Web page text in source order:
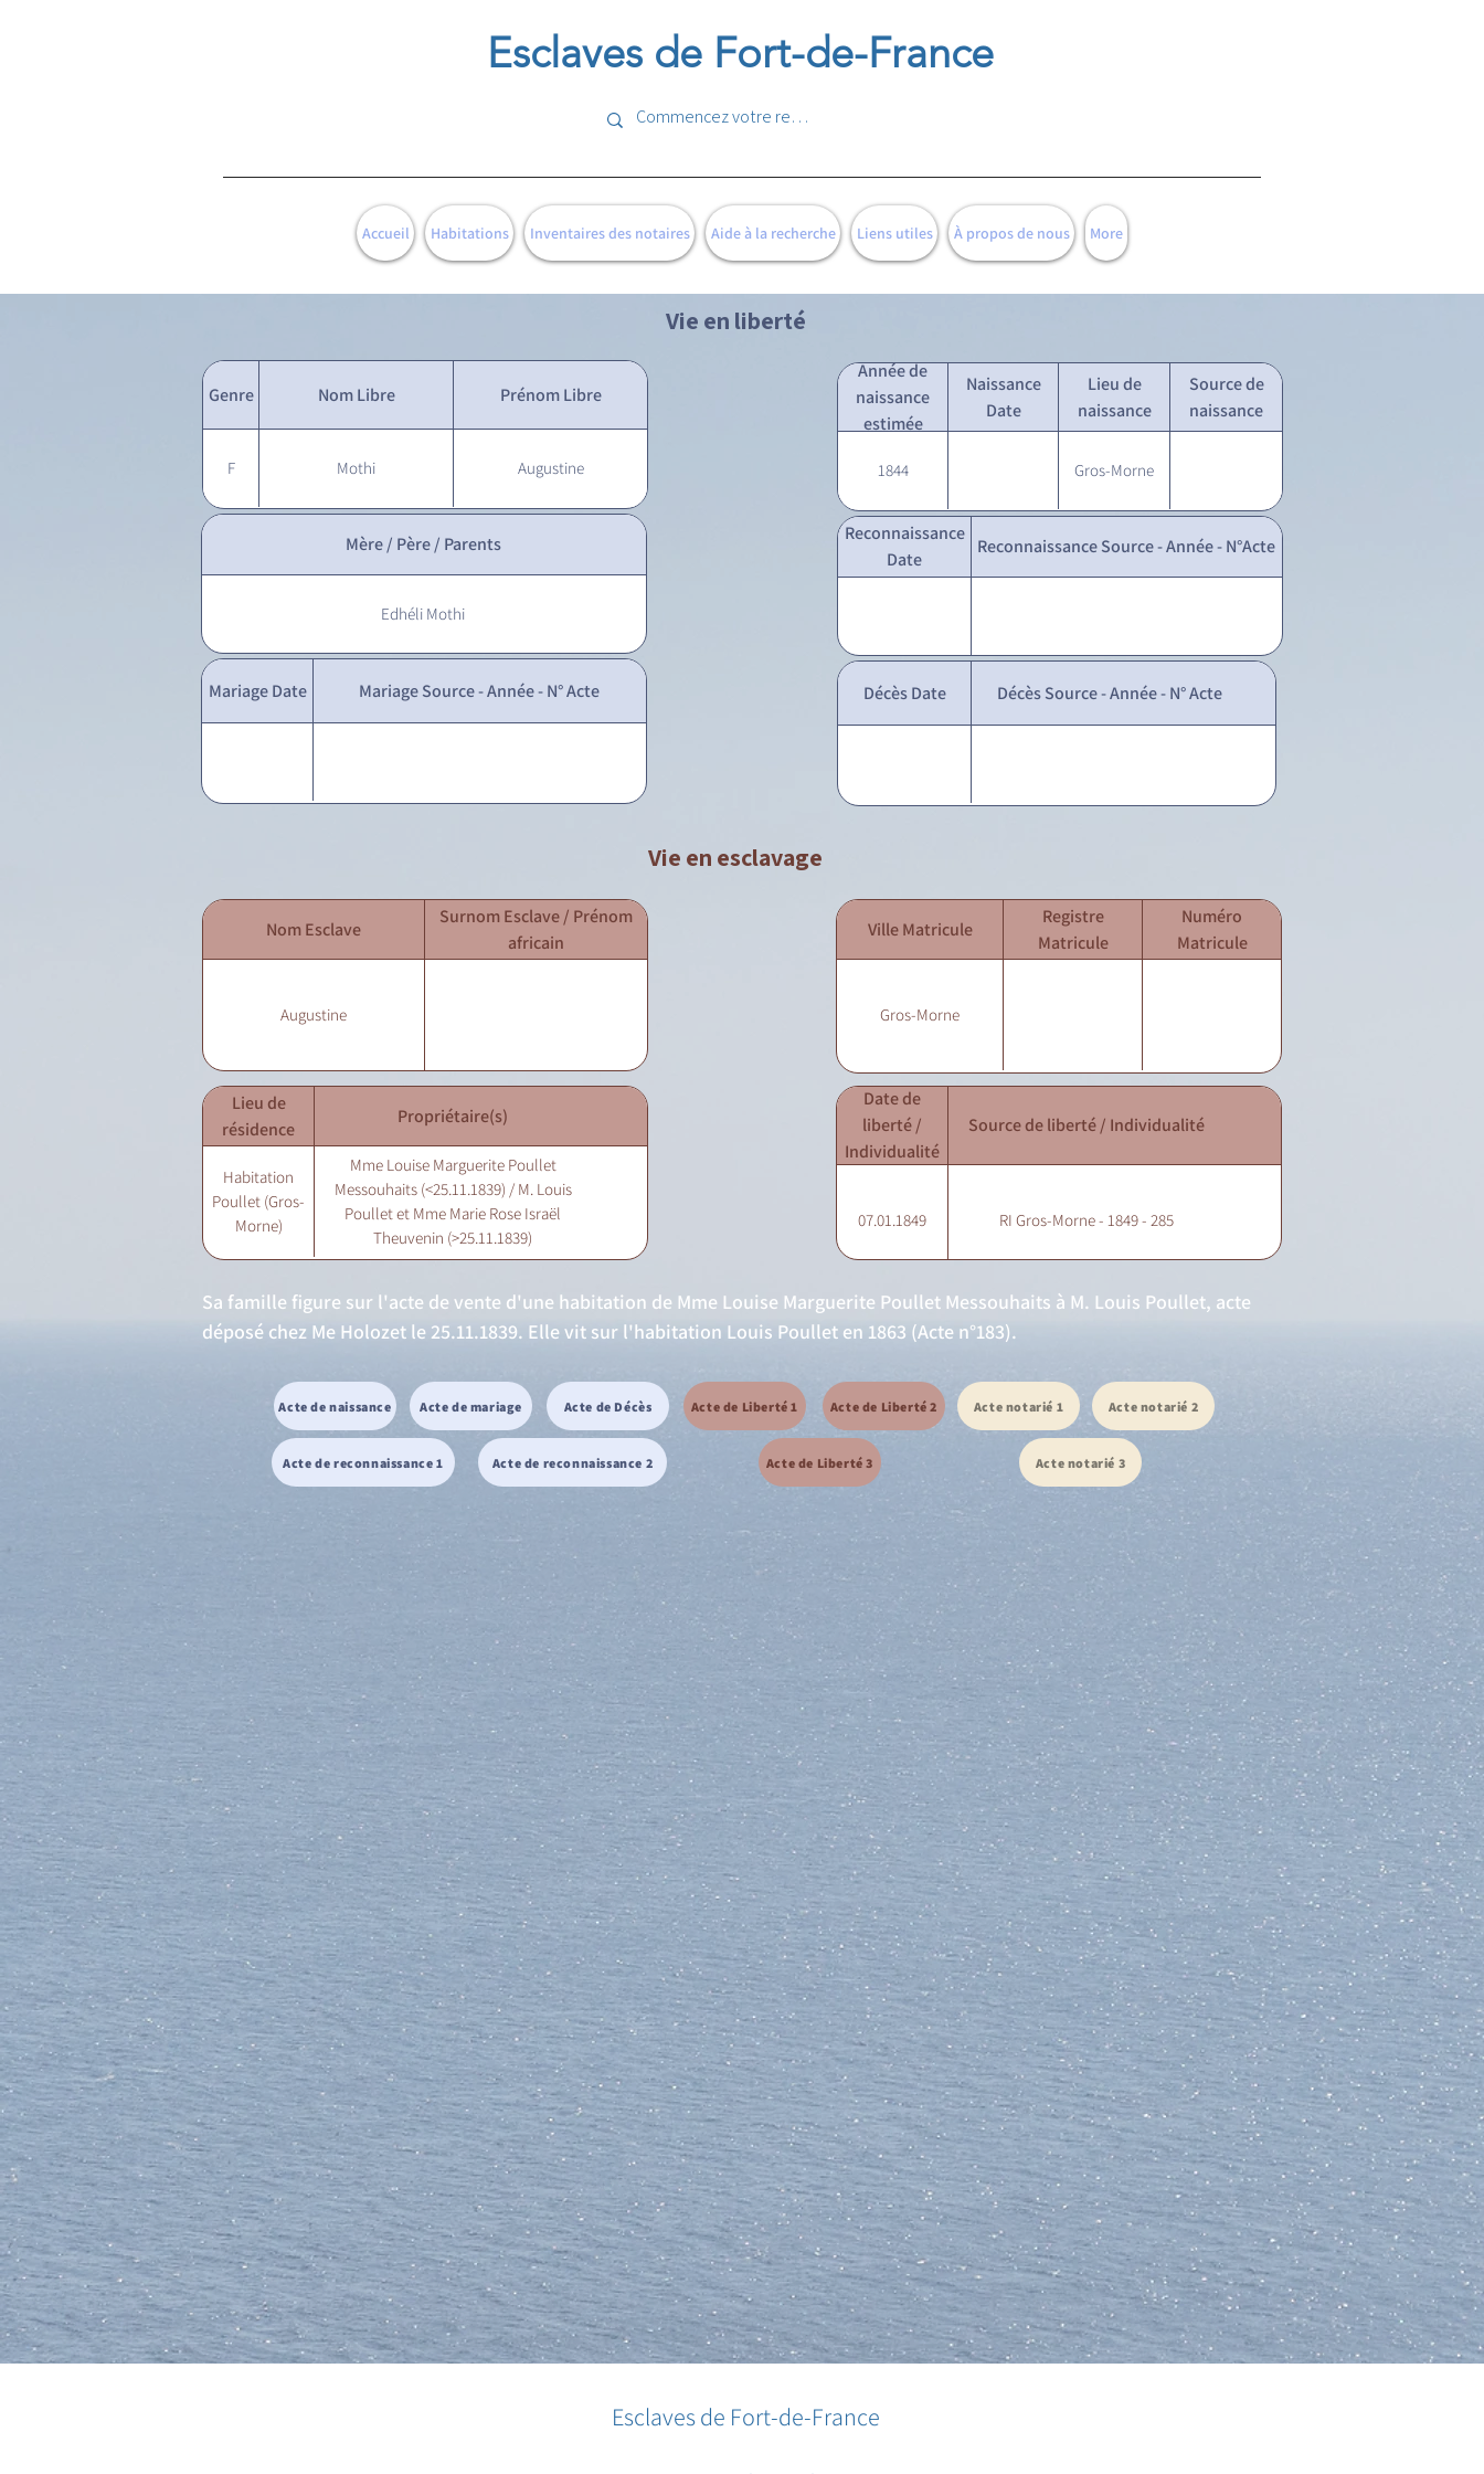
Esclaves de Fort-de-France
Accueil Habitations Inventaires des notaires Aide à la recherche Liens utiles À propos de nous More
Vie en liberté
Genre Nom Libre Prénom Libre
F Mothi Augustine
Année de
naissance
estimée
Naissance
Date
Lieu de
naissance
Source de
naissance
1844 Gros-Morne
Mère / Père / Parents
Edhéli Mothi
Mariage Date Mariage Source - Année - N° Acte
Reconnaissance
Date
Reconnaissance Source - Année - N°Acte
Décès Date Décès Source - Année - N° Acte
Vie en esclavage
Nom Esclave
Surnom Esclave / Prénom
africain
Augustine
Ville Matricule
Registre
Matricule
Numéro
Matricule
Gros-Morne
Lieu de
résidence
Propriétaire(s)
Habitation
Poullet (Gros-
Morne)
Mme Louise Marguerite Poullet
Messouhaits (<25.11.1839) / M. Louis
Poullet et Mme Marie Rose Israël
Theuvenin (>25.11.1839)
Date de
liberté /
Individualité
Source de liberté / Individualité
07.01.1849 RI Gros-Morne - 1849 - 285
Sa famille figure sur l'acte de vente d'une habitation de Mme Louise Marguerite Poullet Messouhaits à M. Louis Poullet, acte
déposé chez Me Holozet le 25.11.1839. Elle vit sur l'habitation Louis Poullet en 1863 (Acte n°183).
Acte de naissance Acte de mariage Acte de Décès
Acte de reconnaissance 1 Acte de reconnaissance 2
Acte de Liberté 1 Acte de Liberté 2
Acte de Liberté 3
Acte notarié 1 Acte notarié 2
Acte notarié 3
Esclaves de Fort-de-France